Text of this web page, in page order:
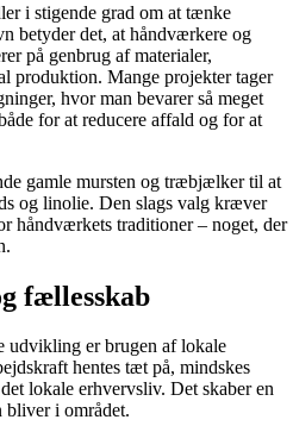
i stigende grad om at tænke
betyder det, at håndværkere og
på genbrug af materialer,
produktion. Mange projekter tager
hvor man bevarer så meget
for at reducere affald og for at
gamle mursten og træbjælker til at
og linolie. Den slags valg kræver
håndværkets traditioner – noget, der
fællesskab
udvikling er brugen af lokale
hentes tæt på, mindskes
lokale erhvervsliv. Det skaber en
i området.